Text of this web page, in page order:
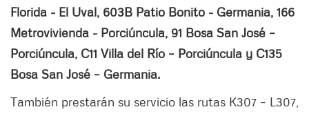
Florida - El Uval, 603B Patio Bonito - Germania, 166
Metrovivienda - Porciúncula, 91 Bosa San José –
Porciúncula, C11 Villa del Río – Porciúncula y C135
Bosa San José – Germania.
También prestarán su servicio las rutas K307 – L307,